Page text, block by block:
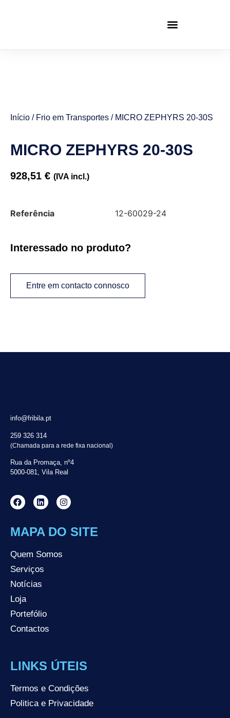
Início / Frio em Transportes / MICRO ZEPHYRS 20-30S
MICRO ZEPHYRS 20-30S
928,51 € (IVA incl.)
Referência 12-60029-24
Interessado no produto?
Entre em contacto connosco
info@fribila.pt
259 326 314
(Chamada para a rede fixa nacional)
Rua da Promaça, nº4
5000-081, Vila Real
MAPA DO SITE
Quem Somos
Serviços
Notícias
Loja
Portefólio
Contactos
LINKS ÚTEIS
Termos e Condições
Politica e Privacidade